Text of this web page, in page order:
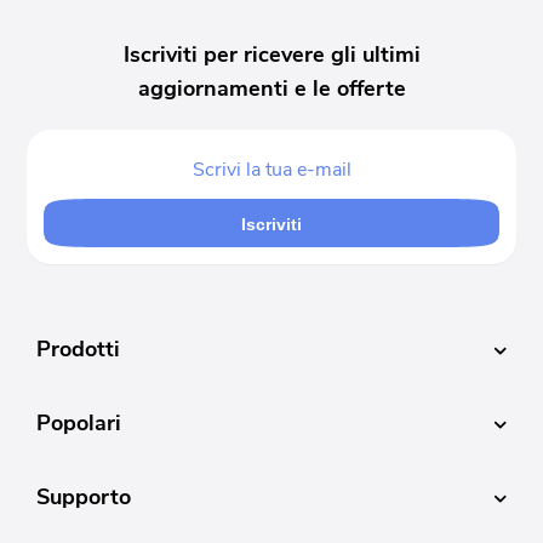
Iscriviti per ricevere gli ultimi
aggiornamenti e le offerte
Iscriviti
Prodotti
Popolari
Supporto